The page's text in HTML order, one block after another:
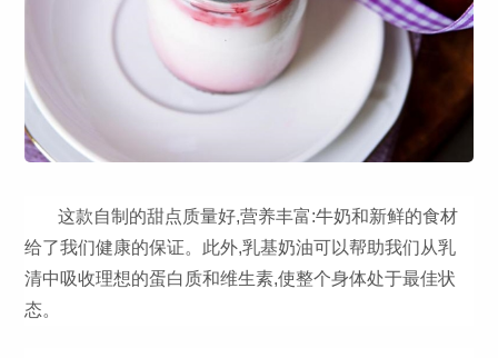
这款自制的甜点质量好,营养丰富:牛奶和新鲜的食材
给了我们健康的保证。此外,乳基奶油可以帮助我们从乳
清中吸收理想的蛋白质和维生素,使整个身体处于最佳状
态。